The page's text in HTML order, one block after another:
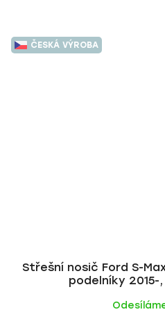
ČESKÁ VÝROBA
Střešní nosič Ford S-
podelníky 2015-,